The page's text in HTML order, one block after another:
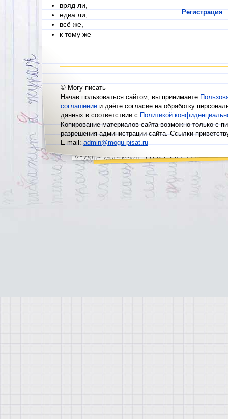
вряд ли,
едва ли,
всё же,
к тому же
Регистрация
© Могу писать
Начав пользоваться сайтом, вы принимаете
соглашениеи даёте согласие на обработку
данных в соответствии сПолитикой
Копирование материалов сайта возможно только с
разрешения администрации сайта. Ссылки
E-mail:admin@mogu-pisat.ru